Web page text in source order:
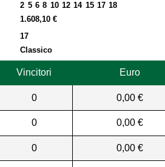
2 5 6 8 10 12 14 15 17 18
1.608,10 €
17
Classico
Vincitori Euro
0 0,00 €
0 0,00 €
0 0,00 €